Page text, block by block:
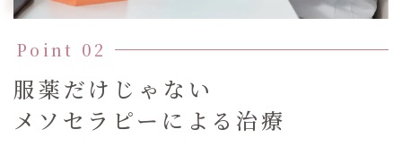
服薬だけじゃない
メソセラピーによる治療